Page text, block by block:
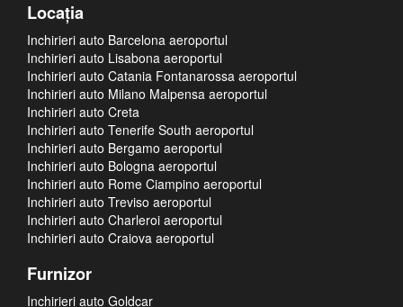
Locaţia
Inchirieri auto Barcelona aeroportul
Inchirieri auto Lisabona aeroportul
Inchirieri auto Catania Fontanarossa aeroportul
Inchirieri auto Milano Malpensa aeroportul
Inchirieri auto Creta
Inchirieri auto Tenerife South aeroportul
Inchirieri auto Bergamo aeroportul
Inchirieri auto Bologna aeroportul
Inchirieri auto Rome Ciampino aeroportul
Inchirieri auto Treviso aeroportul
Inchirieri auto Charleroi aeroportul
Inchirieri auto Craiova aeroportul
Furnizor
Inchirieri auto Goldcar